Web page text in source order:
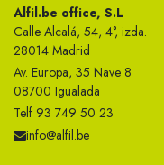
Alfil.be office, S.L
Calle Alcalá, 54, 4°, izda.
28014 Madrid
Av. Europa, 35 Nave 8
08700 Igualada
Telf 93 749 50 23
info@alfil.be